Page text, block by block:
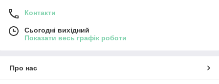
Контакти
Сьогодні вихідний
Показати весь графік роботи
Про нас